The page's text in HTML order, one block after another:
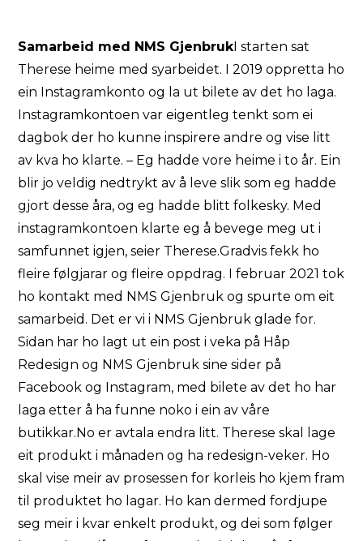
Samarbeid med NMS GjenbrukI starten sat
Therese heime med syarbeidet. I 2019 oppretta ho
ein Instagramkonto og la ut bilete av det ho laga.
Instagramkontoen var eigentleg tenkt som ei
dagbok der ho kunne inspirere andre og vise litt
av kva ho klarte. – Eg hadde vore heime i to år. Ein
blir jo veldig nedtrykt av å leve slik som eg hadde
gjort desse åra, og eg hadde blitt folkesky. Med
instagramkontoen klarte eg å bevege meg ut i
samfunnet igjen, seier Therese.Gradvis fekk ho
fleire følgjarar og fleire oppdrag. I februar 2021 tok
ho kontakt med NMS Gjenbruk og spurte om eit
samarbeid. Det er vi i NMS Gjenbruk glade for.
Sidan har ho lagt ut ein post i veka på Håp
Redesign og NMS Gjenbruk sine sider på
Facebook og Instagram, med bilete av det ho har
laga etter å ha funne noko i ein av våre
butikkar.No er avtala endra litt. Therese skal lage
eit produkt i månaden og ha redesign-veker. Ho
skal vise meir av prosessen for korleis ho kjem fram
til produktet ho lagar. Ho kan dermed fordjupe
seg meir i kvar enkelt produkt, og dei som følger